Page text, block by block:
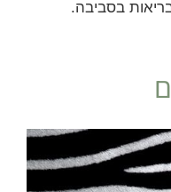
בסביבה.